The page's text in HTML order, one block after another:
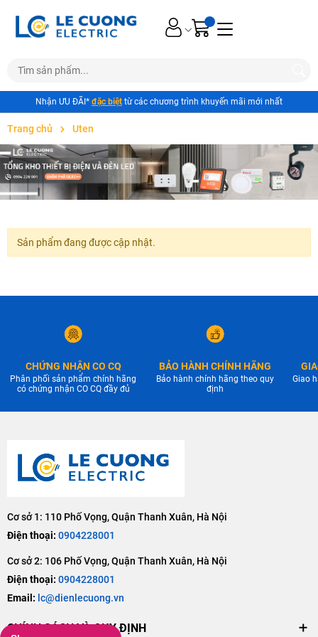
Nhận ƯU ĐÃI* đặc biệt từ các chương trình khuyến mãi mới nhất
Trang chủ Uten
Sản phẩm đang được cập nhật.
CHỨNG NHẬN CO CQ
Phân phối sản phẩm chính hãng
có chứng nhận CO CQ đầy đủ
BẢO HÀNH CHÍNH HÃNG
Bảo hành chính hãng theo quy
định
Giao
Cơ sở 1: 110 Phố Vọng, Quận Thanh Xuân, Hà Nội
Điện thoại: 0904228001
Cơ sở 2: 106 Phố Vọng, Quận Thanh Xuân, Hà Nội
Điện thoại: 0904228001
Email: lc@dienlecuong.vn
CHÍNH SÁCH VÀ QUY ĐỊNH